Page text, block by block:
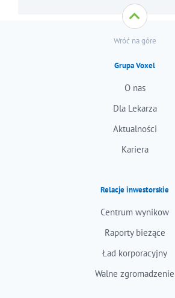
Wróć na góre
Grupa Voxel
O nas
Dla Lekarza
Aktualności
Kariera
Relacje inwestorskie
Centrum wynikow
Raporty bieżące
Ład korporacyjny
Walne zgromadzenie